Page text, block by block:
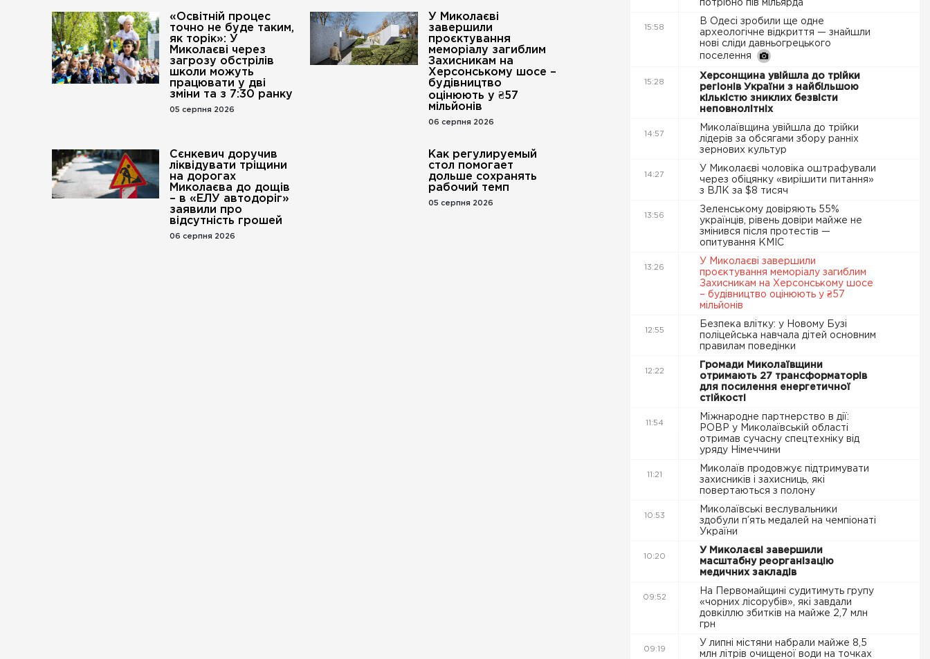
«Освітній процес
точно не буде таким,
як торік»: У
Миколаєві через
загрозу обстрілів
школи можуть
працювати у дві
зміни та з 7:30 ранку
05 серпня 2026
У Миколаєві
завершили
проєктування
меморіалу загиблим
Захисникам на
Херсонському шосе –
будівництво
оцінюють у ₴57
мільйонів
06 серпня 2026
Сєнкевич доручив
ліквідувати тріщини
на дорогах
Миколаєва до дощів
– в «ЕЛУ автодоріг»
заявили про
відсутність грошей
06 серпня 2026
Как регулируемый
стол помогает
дольше сохранять
рабочий темп
05 серпня 2026
потрібно пів мільярда
15:58
В Одесі зробили ще одне
археологічне відкриття — знайшли
нові сліди давньогрецького
поселення
15:28
Херсонщина увійшла до трійки
регіонів України з найбільшою
кількістю зниклих безвісти
неповнолітніх
14:57
Миколаївщина увійшла до трійки
лідерів за обсягами збору ранніх
зернових культур
14:27
У Миколаєві чоловіка оштрафували
через обіцянку «вирішити питання»
з ВЛК за $8 тисяч
13:56
Зеленському довіряють 55%
українців, рівень довіри майже не
змінився після протестів —
опитування КМІС
13:26
У Миколаєві завершили
проєктування меморіалу загиблим
Захисникам на Херсонському шосе
– будівництво оцінюють у ₴57
мільйонів
12:55
Безпека влітку: у Новому Бузі
поліцейська навчала дітей основним
правилам поведінки
12:22
Громади Миколаївщини
отримають 27 трансформаторів
для посилення енергетичної
стійкості
11:54
Міжнародне партнерство в дії:
РОВР у Миколаївській області
отримав сучасну спецтехніку від
уряду Німеччини
11:21
Миколаїв продовжує підтримувати
захисників і захисниць, які
повертаються з полону
10:53
Миколаївські веслувальники
здобули п’ять медалей на чемпіонаті
України
10:20
У Миколаєві завершили
масштабну реорганізацію
медичних закладів
09:52
На Первомайщині судитимуть групу
«чорних лісорубів», які завдали
довкіллю збитків на майже 2,7 млн
грн
09:19
У липні містяни набрали майже 8,5
млн літрів очищеної води на точках